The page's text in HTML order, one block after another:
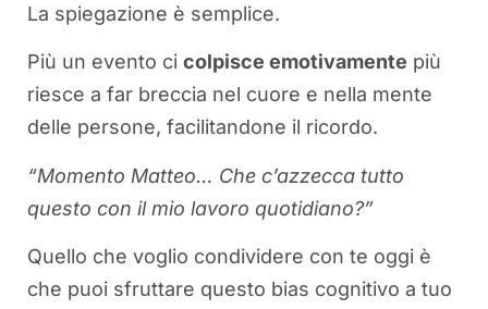
La spiegazione è semplice.
Più un evento ci colpisce emotivamente più
riesce a far breccia nel cuore e nella mente
delle persone, facilitandone il ricordo.
“Momento Matteo… Che c’azzecca tutto
questo con il mio lavoro quotidiano?”
Quello che voglio condividere con te oggi è
che puoi sfruttare questo bias cognitivo a tuo